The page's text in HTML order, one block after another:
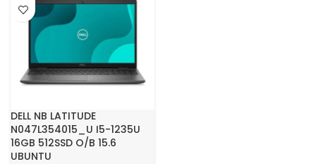
DELL NB LATITUDE
N047L354015_U I5-1235U
16GB 512SSD O/B 15.6
UBUNTU